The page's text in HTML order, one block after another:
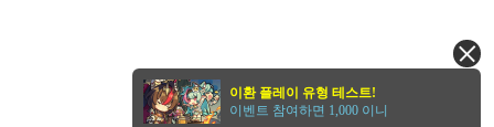
이환 플레이 유형 테스트!
이벤트 참여하면 1,000 이니